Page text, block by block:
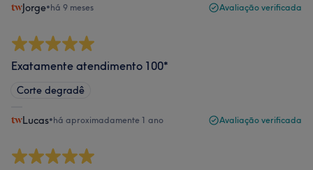
Jorge•há 9 meses Avaliação verificada
Exatamente atendimento 100*
Corte degradê
Lucas•há aproximadamente 1 ano Avaliação verificada